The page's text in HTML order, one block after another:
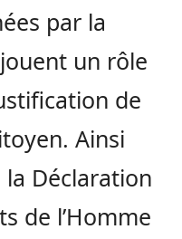
par la
un rôle
de
Ainsi
la Déclaration
de l’Homme